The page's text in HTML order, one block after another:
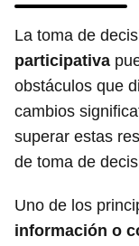
La toma de
participativa
obstáculos que
cambios
superar estas
de toma de
Uno de los
información o